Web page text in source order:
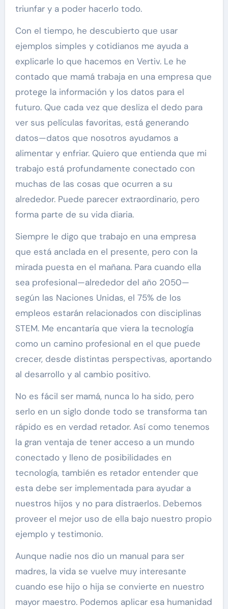
triunfar y a poder hacerlo todo.
Con el tiempo, he descubierto que usar
ejemplos simples y cotidianos me ayuda a
explicarle lo que hacemos en Vertiv. Le he
contado que mamá trabaja en una empresa que
protege la información y los datos para el
futuro. Que cada vez que desliza el dedo para
ver sus películas favoritas, está generando
datos—datos que nosotros ayudamos a
alimentar y enfriar. Quiero que entienda que mi
trabajo está profundamente conectado con
muchas de las cosas que ocurren a su
alrededor. Puede parecer extraordinario, pero
forma parte de su vida diaria.
Siempre le digo que trabajo en una empresa
que está anclada en el presente, pero con la
mirada puesta en el mañana. Para cuando ella
sea profesional—alrededor del año 2050—
según las Naciones Unidas, el 75% de los
empleos estarán relacionados con disciplinas
STEM. Me encantaría que viera la tecnología
como un camino profesional en el que puede
crecer, desde distintas perspectivas, aportando
al desarrollo y al cambio positivo.
No es fácil ser mamá, nunca lo ha sido, pero
serlo en un siglo donde todo se transforma tan
rápido es en verdad retador. Así como tenemos
la gran ventaja de tener acceso a un mundo
conectado y lleno de posibilidades en
tecnología, también es retador entender que
esta debe ser implementada para ayudar a
nuestros hijos y no para distraerlos. Debemos
proveer el mejor uso de ella bajo nuestro propio
ejemplo y testimonio.
Aunque nadie nos dio un manual para ser
madres, la vida se vuelve muy interesante
cuando ese hijo o hija se convierte en nuestro
mayor maestro. Podemos aplicar esa humanidad